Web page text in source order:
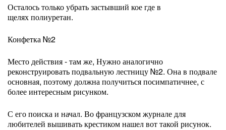
Осталось только убрать застывший кое где в
щелях полиуретан.
Конфетка №2
Место действия - там же, Нужно аналогично
реконструировать подвальную лестницу №2. Она в подвале
основная, поэтому должна получиться посимпатичнее, с
более интересным рисунком.
С его поиска и начал. Во французском журнале для
любителей вышивать крестиком нашел вот такой рисунок.